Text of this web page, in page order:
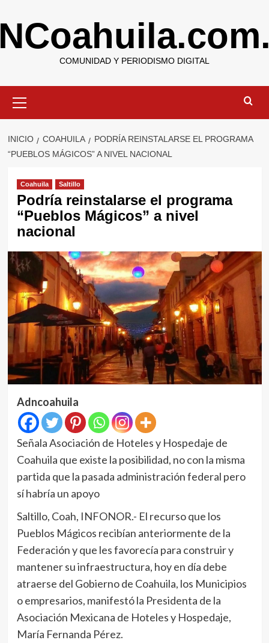
al
contenido
COMUNIDAD Y PERIODISMO DIGITAL
primario
INICIO COAHUILA
PODRÍA REINSTALARSE EL PROGRAMA
“PUEBLOS MÁGICOS” A NIVEL NACIONAL
Coahuila Saltillo
Podría reinstalarse el programa
“Pueblos Mágicos” a nivel
nacional
Adncoahuila
Señala Asociación de Hoteles y Hospedaje de
Coahuila que existe la posibilidad, no con la misma
partida que la pasada administración federal pero
sí habría un apoyo
Saltillo, Coah, INFONOR.- El recurso que los
Pueblos Mágicos recibían anteriormente de la
Federación y que les favorecía para construir y
mantener su infraestructura, hoy en día debe
atraerse del Gobierno de Coahuila, los Municipios
o empresarios, manifestó la Presidenta de la
Asociación Mexicana de Hoteles y Hospedaje,
María Fernanda Pérez.